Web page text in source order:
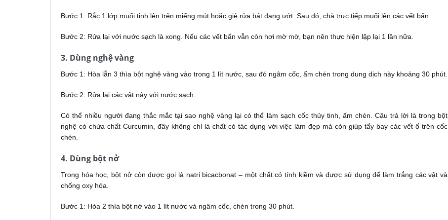
Bước 1: Rắc 1 lớp muối tinh lên trên miếng mút hoặc giẻ rửa bát đang ướt. Sau đó, chà trực tiếp muối lên các vết bẩn.
Bước 2: Rửa lại với nước sạch là xong. Nếu các vết bẩn vẫn còn hơi mờ mờ, bạn nên thực hiện lặp lại 1 lần nữa.
3. Dùng nghệ vàng
Bước 1: Hòa lẫn 3 thìa bột nghệ vàng vào trong 1 lít nước, sau đó ngâm cốc, ấm chén trong dung dịch này khoảng 30 phút.
Bước 2: Rửa lại các vật này với nước sạch.
Có thể nhiều người đang thắc mắc tại sao nghệ vàng lại có thể làm sạch cốc thủy tinh, ấm chén. Câu trả lời là trong bột
nghệ có chứa chất Curcumin, đây không chỉ là chất có tác dụng với việc làm đẹp mà còn giúp tẩy bay các vết ố trên cốc
chén.
4. Dùng bột nở
Trong hóa học, bột nở còn được gọi là natri bicacbonat – một chất có tính kiềm và được sử dụng để làm trắng các vật và
chống oxy hóa.
Bước 1: Hòa 2 thìa bột nở vào 1 lít nước và ngâm cốc, chén trong 30 phút.